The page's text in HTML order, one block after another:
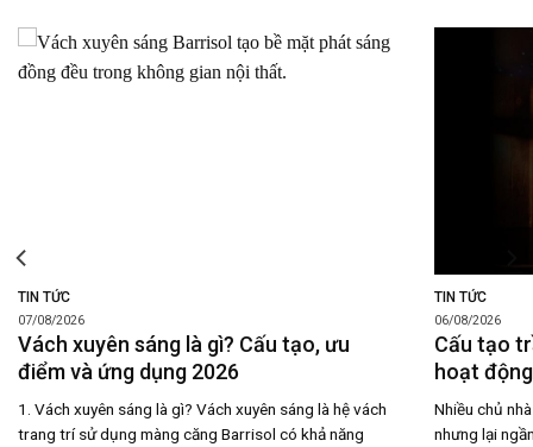
TIN TỨC
07/08/2026
Vách xuyên sáng là gì? Cấu tạo, ưu
điểm và ứng dụng 2026
1. Vách xuyên sáng là gì? Vách xuyên sáng là hệ vách
trang trí sử dụng màng căng Barrisol có khả năng
TIN TỨC
06/08/2026
Cấu tạo
hoạt
Nhiều chủ
nhưng lại